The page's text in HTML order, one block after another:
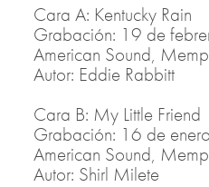
Cara A: Kentucky Rain
Grabación: 19 de
American Sound,
Autor: Eddie Rabbitt
Cara B: My Little Friend
Grabación: 16 de
American Sound,
Autor: Shirl Milete